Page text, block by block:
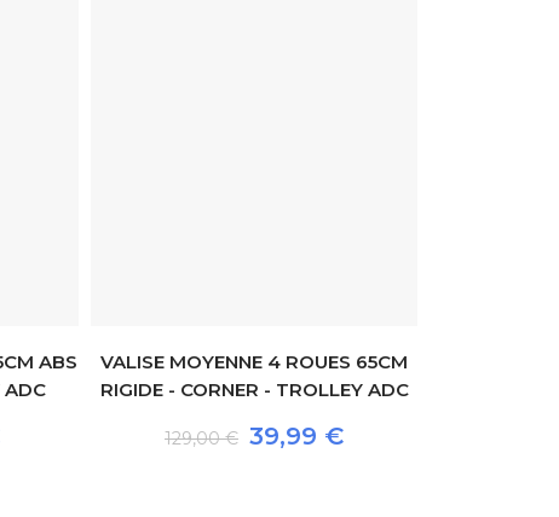
ABS
ADC
VALISE MOYENNE 4 ROUES 65CM
RIGIDE - CORNER - TROLLEY ADC
129,00 € 39,99 €